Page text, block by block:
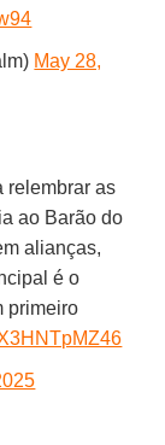
May 28,
relembrar as
ao Barão do
alianças,
é o
primeiro